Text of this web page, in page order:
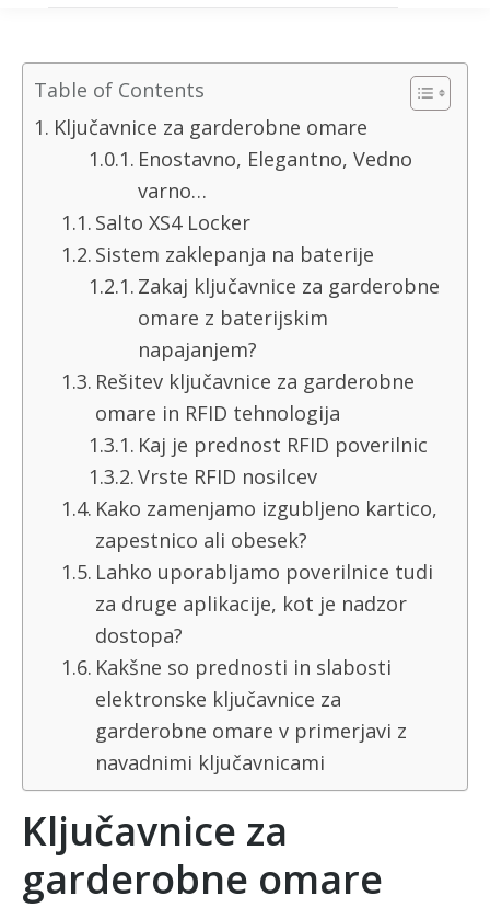
Table of Contents
Ključavnice za garderobne omare
Enostavno, Elegantno, Vedno
varno…
Salto XS4 Locker
Sistem zaklepanja na baterije
Zakaj ključavnice za garderobne
omare z baterijskim
napajanjem?
Rešitev ključavnice za garderobne
omare in RFID tehnologija
Kaj je prednost RFID poverilnic
Vrste RFID nosilcev
Kako zamenjamo izgubljeno kartico,
zapestnico ali obesek?
Lahko uporabljamo poverilnice tudi
za druge aplikacije, kot je nadzor
dostopa?
Kakšne so prednosti in slabosti
elektronske ključavnice za
garderobne omare v primerjavi z
navadnimi ključavnicami
Ključavnice za
garderobne omare